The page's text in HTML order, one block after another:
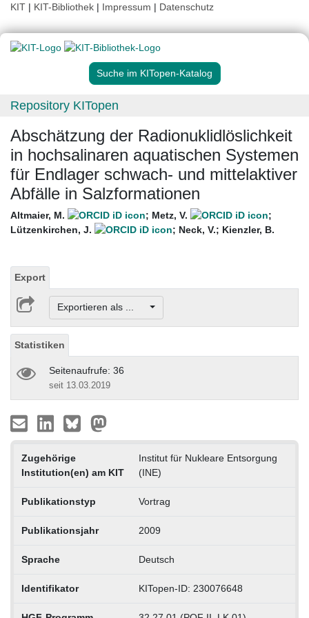
KIT | KIT-Bibliothek | Impressum | Datenschutz
Suche im KITopen-Katalog
Repository KITopen
Abschätzung der Radionuklidlöslichkeit
in hochsalinaren aquatischen Systemen
für Endlager schwach- und mittelaktiver
Abfälle in Salzformationen
Altmaier, M. ; Metz, V.
;
Lützenkirchen, J.
; Neck, V.; Kienzler, B.
Export
Exportieren als ...
Statistiken
Seitenaufrufe: 36
seit 13.03.2019
Zugehörige
Institution(en) am KIT
Institut für Nukleare Entsorgung
(INE)
Publikationstyp Vortrag
Publikationsjahr 2009
Sprache Deutsch
Identifikator KITopen-ID: 230076648